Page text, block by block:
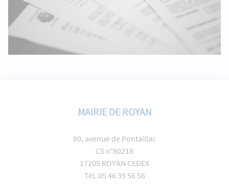
MAIRIE DE ROYAN
80, avenue de Pontaillac
CS n°80218
17205 ROYAN CEDEX
Tél. 05 46 39 56 56